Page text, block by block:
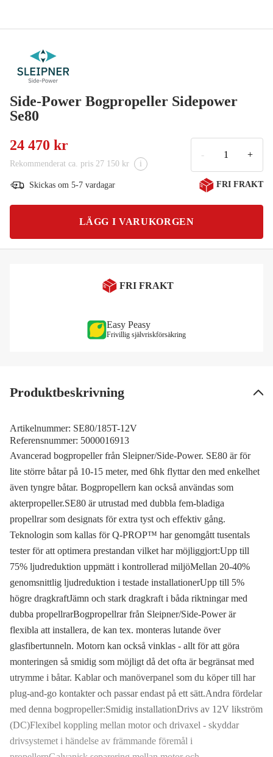
Side-Power Bogpropeller Sidepower
Se80
24 470 kr
Rekommenderat ca. pris 27 150 kr i
- +
Skickas om 5-7 vardagar FRI FRAKT
LÄGG I VARUKORGEN
FRI FRAKT
Easy Peasy
Frivillig självriskförsäkring
Produktbeskrivning
Artikelnummer: SE80/185T-12V
Referensnummer: 5000016913
Avancerad bogpropeller från Sleipner/Side-Power. SE80 är för
lite större båtar på 10-15 meter, med 6hk flyttar den med enkelhet
även tyngre båtar. Bogpropellern kan också användas som
akterpropeller.SE80 är utrustad med dubbla fem-bladiga
propellrar som designats för extra tyst och effektiv gång.
Teknologin som kallas för Q-PROP™ har genomgått tusentals
tester för att optimera prestandan vilket har möjliggjort:Upp till
75% ljudreduktion uppmätt i kontrollerad miljöMellan 20-40%
genomsnittlig ljudreduktion i testade installationerUpp till 5%
högre dragkraftJämn och stark dragkraft i båda riktningar med
dubba propellrarBogpropellrar från Sleipner/Side-Power är
flexibla att installera, de kan tex. monteras lutande över
glasfibertunneln. Motorn kan också vinklas - allt för att göra
monteringen så smidig som möjligt då det ofta är begränsat med
utrymme i båtar. Kablar och manöverpanel som du köper till har
plug-and-go kontakter och passar endast på ett sätt.Andra fördelar
med denna bogpropeller:Smidig installationDrivs av 12V likström
(DC)Flexibel koppling mellan motor och drivaxel - skyddar
drivsystemet i händelse av främmande föremål i